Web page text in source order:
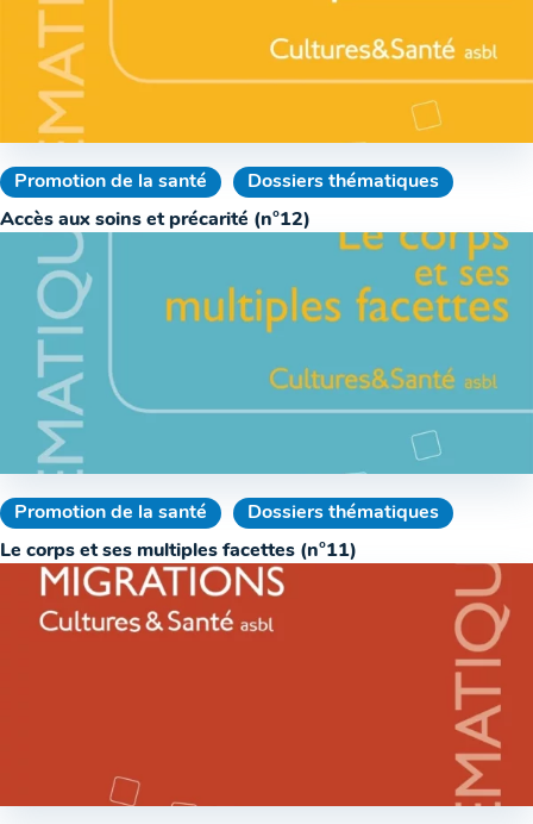
Promotion de la santé
Dossiers thématiques
Accès aux soins et précarité (n°12)
Promotion de la santé
Dossiers thématiques
Le corps et ses multiples facettes (n°11)